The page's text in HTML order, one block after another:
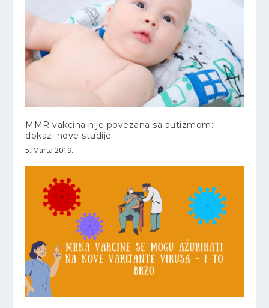
MMR vakcina nije povezana sa autizmom:
dokazi nove studije
5. Marta 2019.